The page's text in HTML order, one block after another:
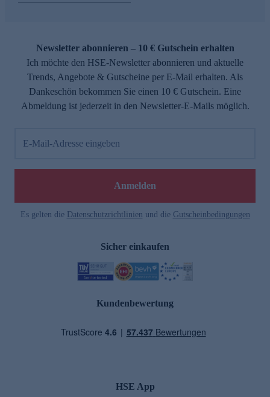
Newsletter abonnieren – 10 € Gutschein erhalten
Ich möchte den HSE-Newsletter abonnieren und aktuelle
Trends, Angebote & Gutscheine per E-Mail erhalten. Als
Dankeschön bekommen Sie einen 10 € Gutschein. Eine
Abmeldung ist jederzeit in den Newsletter-E-Mails möglich.
E-Mail-Adresse eingeben
Anmelden
Es gelten die Datenschutzrichtlinien und die Gutscheinbedingungen
Sicher einkaufen
Kundenbewertung
HSE App